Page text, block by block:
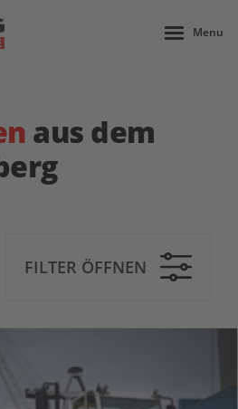
Menu
aus dem
FILTER ÖFFNEN